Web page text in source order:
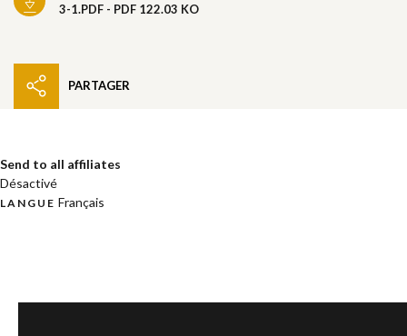
3-1.PDF - PDF 122.03 KO
PARTAGER
Send to all affiliates
Désactivé
LANGUE Français